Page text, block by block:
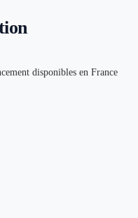
disponibles en France